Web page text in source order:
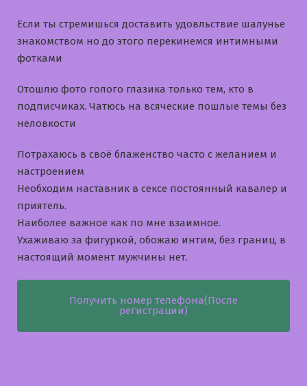
Если ты стремишься доставить удовльствие шалунье
знакомством но до этого перекинемся интимными
фотками
Отошлю фото голого глазика только тем, кто в
подписчиках. Чатюсь на всяческие пошлые темы без
неловкости
Потрахаюсь в своё блаженство часто с желанием и
настроением
Необходим наставник в сексе постоянный кавалер и
приятель.
Наиболее важное как по мне взаимное.
Ухаживаю за фигуркой, обожаю интим, без границ, в
настоящий момент мужчины нет.
Получить номер телефона(После
регистрации)